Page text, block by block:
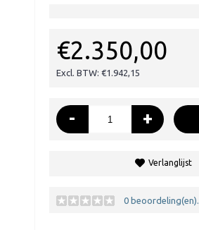
€2.350,00
Excl. BTW: €1.942,15
- +
Verlanglijst
0 beoordeling(en).